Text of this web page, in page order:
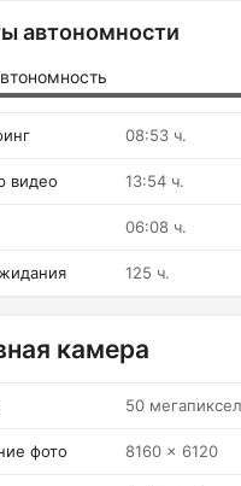
автономности
08:53 ч.
видео 13:54 ч.
06:08 ч.
125 ч.
камера
50
фото 8160 x 6120